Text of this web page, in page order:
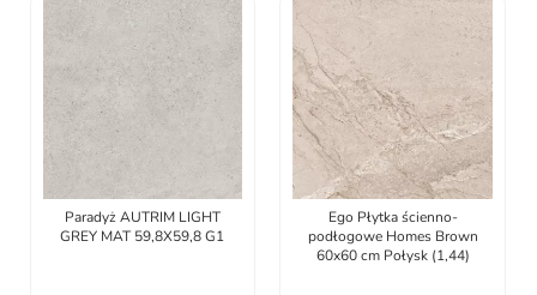
Paradyż AUTRIM LIGHT
GREY MAT 59,8X59,8 G1
Ego Płytka ścienno-
podłogowe Homes Brown
60x60 cm Połysk (1,44)